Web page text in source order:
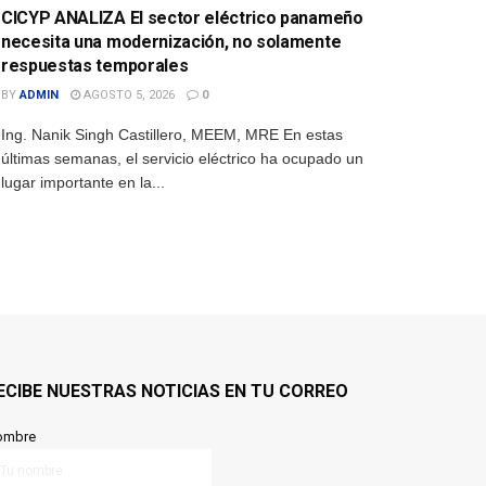
CICYP ANALIZA El sector eléctrico panameño
necesita una modernización, no solamente
respuestas temporales
BY ADMIN AGOSTO 5, 2026 0
Ing. Nanik Singh Castillero, MEEM, MRE En estas
últimas semanas, el servicio eléctrico ha ocupado un
lugar importante en la...
NUESTRAS NOTICIAS EN TU CORREO